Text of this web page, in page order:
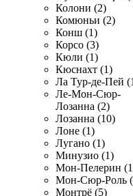
Колони (2)
Комюньи (2)
Конш (1)
Корсо (3)
Кюли (1)
Кюснахт (1)
Ла Тур-де-Пей
Ле-Мон-Сюр-
Лозанна (2)
Лозанна (10)
Лоне (1)
Лугано (1)
Минузио (1)
Мон-Пелерин
Мон-Сюр-Роль
Монтрё (5)